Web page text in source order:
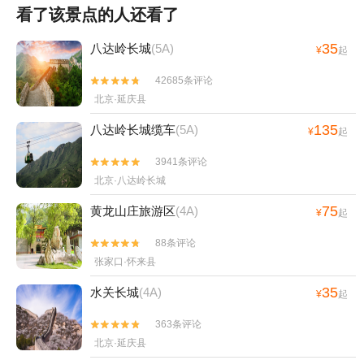
看了该景点的人还看了
八达岭长城(5A) ¥35起


42685条评论
北京·延庆县
八达岭长城缆车(5A) ¥135起


3941条评论
北京·八达岭长城
黄龙山庄旅游区(4A) ¥75起


88条评论
张家口·怀来县
水关长城(4A) ¥35起


363条评论
北京·延庆县